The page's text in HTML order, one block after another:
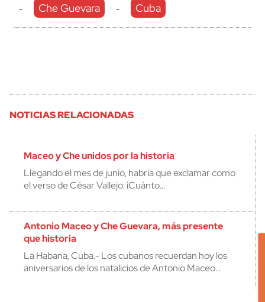
- Che Guevara - Cuba
NOTICIAS RELACIONADAS
Maceo y Che unidos por la historia
Llegando el mes de junio, habría que exclamar como
el verso de César Vallejo: ¡Cuánto…
Antonio Maceo y Che Guevara, más presente
que historia
La Habana, Cuba.- Los cubanos recuerdan hoy los
aniversarios de los natalicios de Antonio Maceo…